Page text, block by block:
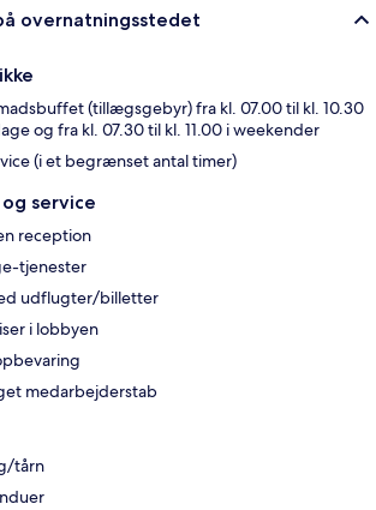
overnatningsstedet
(tillægsgebyr) fra kl. 07.00 til kl. 10.30
og fra kl. 07.30 til kl. 11.00 i weekender
(i et begrænset antal timer)
service
reception
tjenester
udflugter/billetter
i lobbyen
medarbejderstab
tårn